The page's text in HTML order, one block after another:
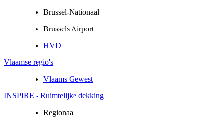
Brussel-Nationaal
Brussels Airport
HVD
Vlaamse regio's
Vlaams Gewest
INSPIRE - Ruimtelijke dekking
Regionaal